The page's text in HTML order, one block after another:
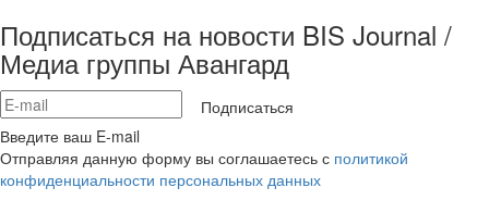
Подписаться на новости BIS Journal /
Медиа группы Авангард
Подписаться
Введите ваш E-mail
Отправляя данную форму вы соглашаетесь с политикой
конфиденциальности персональных данных